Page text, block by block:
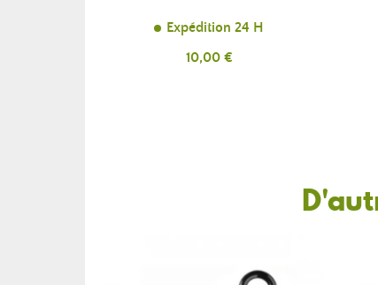
Expédition 24 H
Prix
10,00 €